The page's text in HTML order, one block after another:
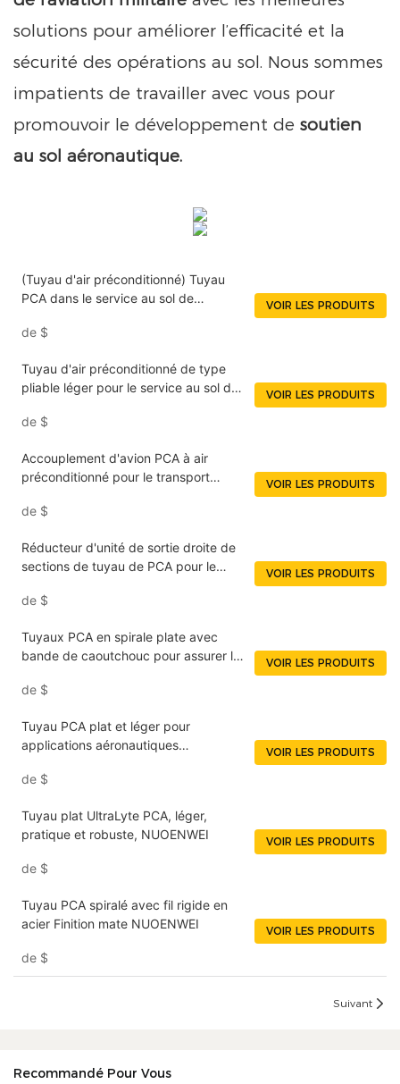
solutions pour améliorer l’efficacité et la
sécurité des opérations au sol. Nous sommes
impatients de travailler avec vous pour
promouvoir le développement de soutien
au sol aéronautique.
(Tuyau d'air préconditionné) Tuyau
PCA dans le service au sol de
de $
VOIR LES PRODUITS
Tuyau d'air préconditionné de type
pliable léger pour le service au sol des
de $
VOIR LES PRODUITS
Accouplement d'avion PCA à air
préconditionné pour le transport
de $
VOIR LES PRODUITS
Réducteur d'unité de sortie droite de
sections de tuyau de PCA pour le
de $
VOIR LES PRODUITS
Tuyaux PCA en spirale plate avec
bande de caoutchouc pour assurer le
l'avion NUOENWEI
de $
VOIR LES PRODUITS
Tuyau PCA plat et léger pour
applications aéronautiques
de $
VOIR LES PRODUITS
Tuyau plat UltraLyte PCA, léger,
pratique et robuste, NUOENWEI
de $
VOIR LES PRODUITS
Tuyau PCA spiralé avec fil rigide en
acier Finition mate NUOENWEI
de $
VOIR LES PRODUITS
Suivant
Recommandé Pour Vous